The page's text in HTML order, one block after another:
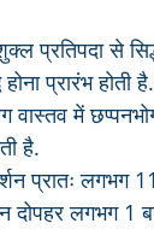
प्रतिपदा से
प्रारंभ होती है.
वास्तव में
है.
प्रातः
दोपहर लगभग